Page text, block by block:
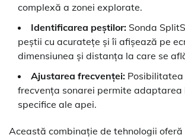
complexă a zonei explorate.
Identificarea peștilor: Sonda
peștii cu acuratețe și îi afișează pe
dimensiunea și distanța la care se
Ajustarea frecvenței:
frecvența sonarei permite adaptarea
specifice ale apei.
Această combinație de tehnologii